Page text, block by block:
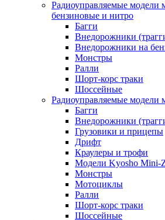
Радиоуправляемые
бензиновые и нитро
Багги
Внедорожники
Внедорожники на
Монстры
Ралли
Шорт-корс траки
Шоссейные
Радиоуправляемые модели
Багги
Внедорожники
Грузовики и прицепы
Дрифт
Краулеры и трофи
Модели Kyosho Mini-
Монстры
Мотоциклы
Ралли
Шорт-корс траки
Шоссейные